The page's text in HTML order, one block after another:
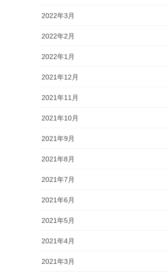
2022年3月
2022年2月
2022年1月
2021年12月
2021年11月
2021年10月
2021年9月
2021年8月
2021年7月
2021年6月
2021年5月
2021年4月
2021年3月